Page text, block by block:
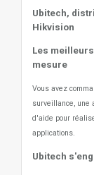
Ubitech,
Hikvision
Les
mesure
Vous avez
surveillance, une
d'aide pour
applications.
Ubitech